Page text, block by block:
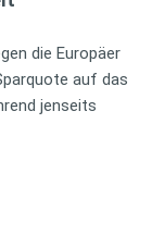
die Europäer
auf das
jenseits